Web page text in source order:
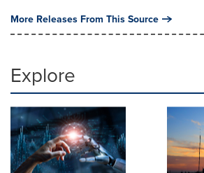
More Releases From This Source
Explore